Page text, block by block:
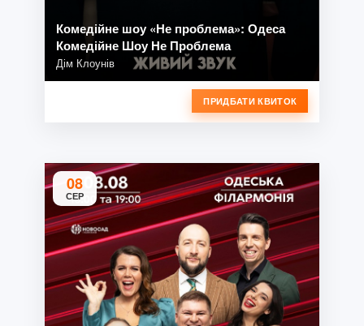
Комедійне шоу «Не проблема»: Одеса
Комедійне Шоу Не Проблема
Дім Клоунів
ПРИДБАТИ КВИТОК
08
СЕР